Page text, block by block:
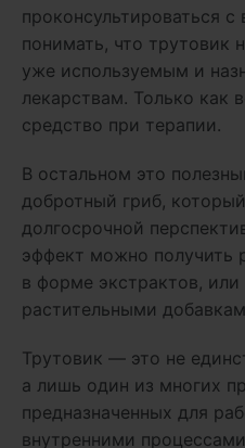
проконсультироваться
понимать, что трутовик
уже используемым и
лекарствам. Только как
средство при терапии.
В остальном это
добротный гриб,
долгосрочной
эффект можно получить
в форме экстрактов,
растительными
Трутовик — это не
а лишь один из многих
предназначенных для
внутренними